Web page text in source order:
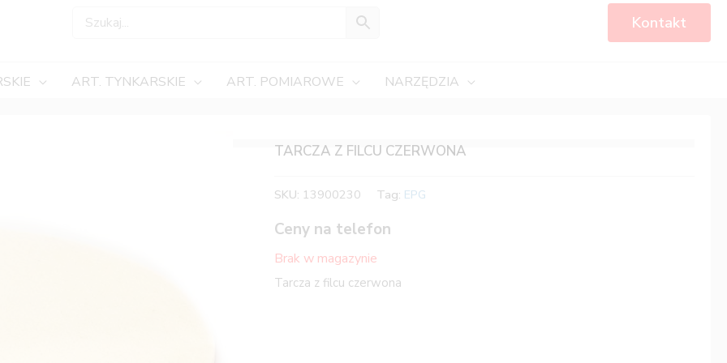
Kontakt
ART. TYNKARSKIE ART. POMIAROWE NARZĘDZIA
TARCZA Z FILCU CZERWONA
SKU: 13900230 Tag: EPG
Ceny na telefon
Brak w magazynie
Tarcza z filcu czerwona